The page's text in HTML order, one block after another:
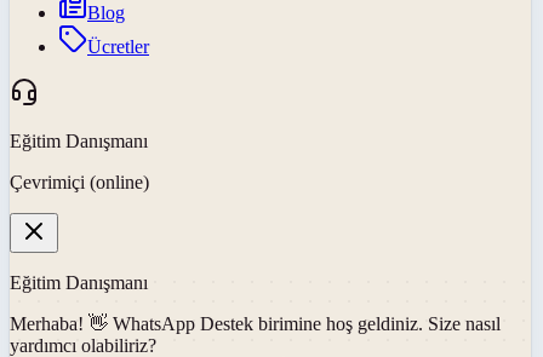
Blog
Ücretler
Eğitim Danışmanı
Çevrimiçi (online)
Eğitim Danışmanı
Merhaba! 👋 WhatsApp Destek birimine hoş geldiniz. Size nasıl
yardımcı olabiliriz?